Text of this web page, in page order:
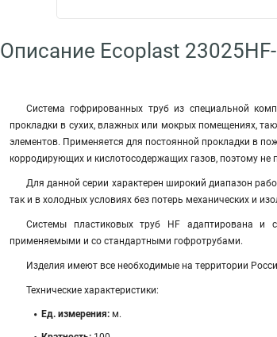
Описание Ecoplast
Система гофрированных труб из специальной
прокладки в сухих, влажных или мокрых помещениях,
элементов. Применяется для постоянной прокладки в
корродирующих и кислотосодержащих газов, поэтому
Для данной серии характерен широкий диапазон
так и в холодных условиях без потерь механических и
Системы пластиковых труб HF адаптирована и
применяемыми и со стандартными гофротрубами.
Изделия имеют все необходимые на территории
Технические характеристики:
Ед. измерения: м.